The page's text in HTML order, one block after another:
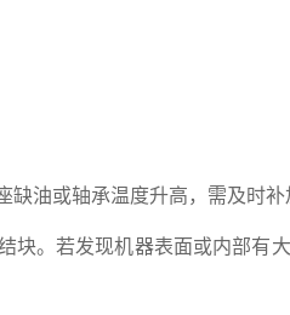
油或轴承温度升高，需及时补
。若发现机器表面或内部有